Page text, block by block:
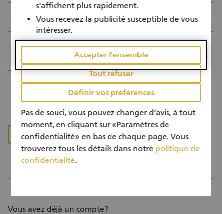
Confirmer l’adresse e-mail
Domicile
Je confirme que j'ai 16 ans ou plus.
Vous avez déjà un compte?
s'affichent plus rapidement.
Vous recevez la publicité susceptible de vous
intéresser.
Accepter l'ensemble
Tout refuser
Définir vos préférences
Pas de souci, vous pouvez changer d’avis, à tout
moment, en cliquant sur «Paramètres de
confidentialité» en bas de chaque page. Vous
trouverez tous les détails dans notre politique de
confidentialité.